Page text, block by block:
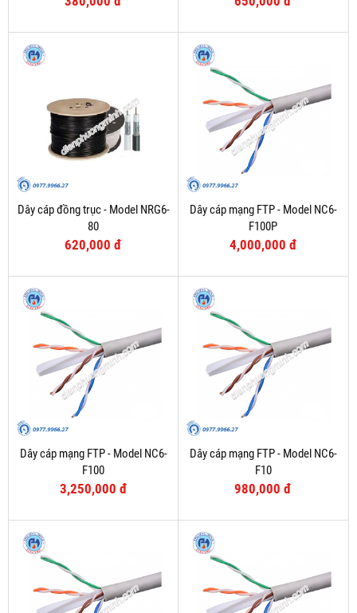
Dây cáp đồng trục - Model NRG6-
80
620,000 đ
Dây cáp mạng FTP - Model NC6-
F100P
4,000,000 đ
Dây cáp mạng FTP - Model NC6-
F100
3,250,000 đ
Dây cáp mạng FTP - Model NC6-
F10
980,000 đ